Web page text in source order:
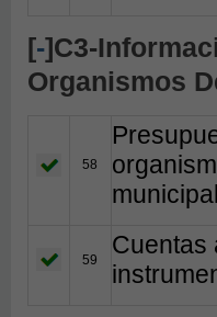
[-]C3-
Organismos
58
59
Cuentas